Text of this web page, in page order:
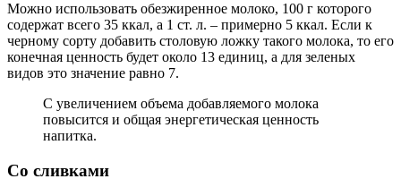
Можно использовать обезжиренное молоко, 100 г которого
содержат всего 35 ккал, а 1 ст. л. – примерно 5 ккал. Если к
черному сорту добавить столовую ложку такого молока, то его
конечная ценность будет около 13 единиц, а для зеленых
видов это значение равно 7.
С увеличением объема добавляемого молока
повысится и общая энергетическая ценность
напитка.
Со сливками